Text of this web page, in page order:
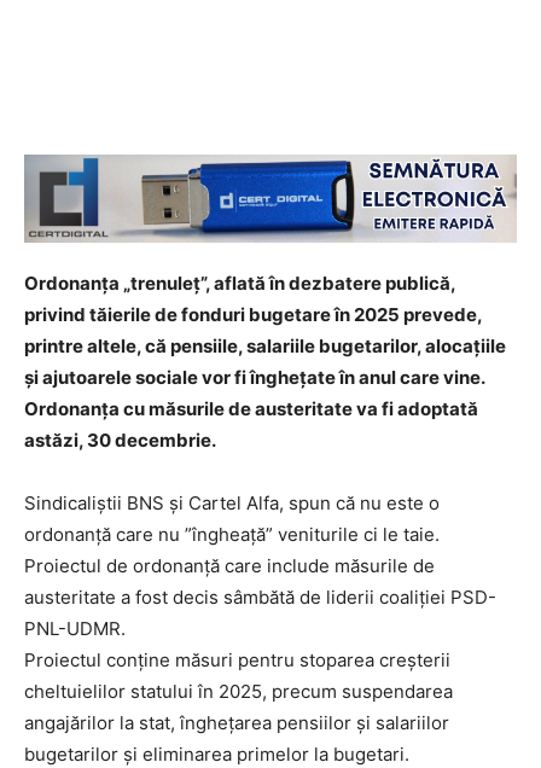
Ordonanța „trenuleț”, aflată în dezbatere publică,
privind tăierile de fonduri bugetare în 2025 prevede,
printre altele, că pensiile, salariile bugetarilor, alocațiile
și ajutoarele sociale vor fi înghețate în anul care vine.
Ordonanța cu măsurile de austeritate va fi adoptată
astăzi, 30 decembrie.
Sindicaliștii BNS și Cartel Alfa, spun că nu este o
ordonanță care nu ”îngheață” veniturile ci le taie.
Proiectul de ordonanță care include măsurile de
austeritate a fost decis sâmbătă de liderii coaliției PSD-
PNL-UDMR.
Proiectul conține măsuri pentru stoparea creșterii
cheltuielilor statului în 2025, precum suspendarea
angajărilor la stat, înghețarea pensiilor și salariilor
bugetarilor și eliminarea primelor la bugetari.